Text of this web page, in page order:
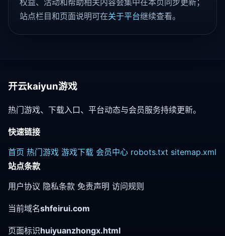
权益、活动和帮助相关内容会集中在本页同步更新；
站点栏目和页面说明可在关于平台继续查看。
开云kaiyun游戏
热门游戏、下载入口、平台动态与会员服务持续更新。
快速链接
首页 热门游戏 游戏下载 会员中心 robots.txt sitemap.xml
站点条款
用户协议 隐私条款 免责声明 访问规则
当前域名shfeirui.com
页面标识huiyuanzhongx.html